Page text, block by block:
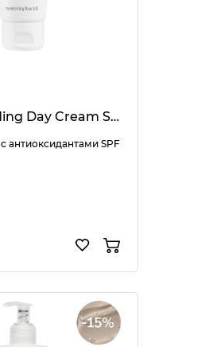
Muse Shielding Day Cream SPF 30
антиоксидантами SPF